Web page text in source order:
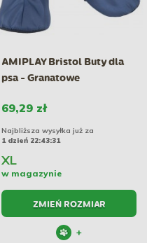
AMIPLAY Bristol Buty dla
psa - Granatowe
69,29 zł
Najbliższa wysyłka już za
1 dzień 22:43:30
XL
w magazynie
ZMIEŃ ROZMIAR
+